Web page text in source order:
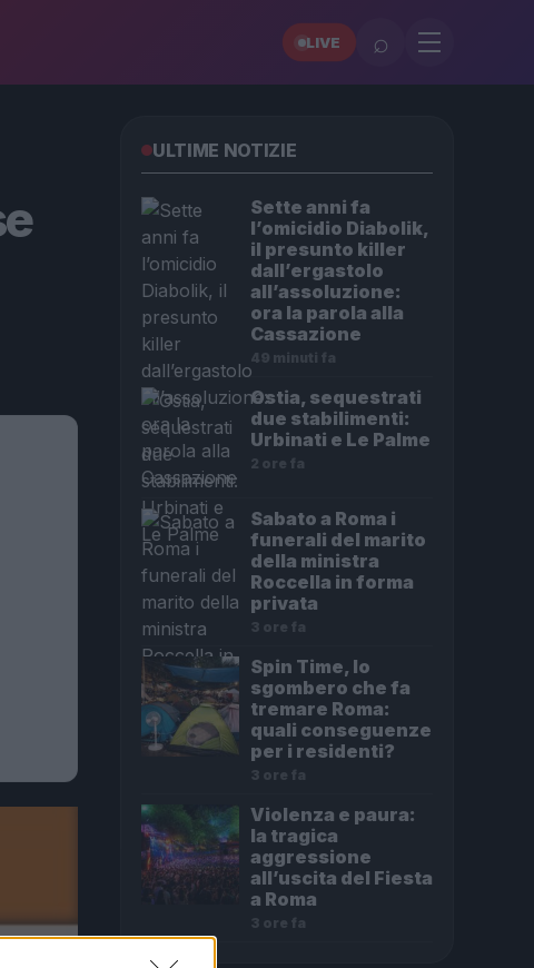
LIVE ⌕
ULTIME NOTIZIE
Sette anni fa
l’omicidio Diabolik,
il presunto killer
dall’ergastolo
all’assoluzione:
ora la parola alla
Cassazione
49 minuti fa
Ostia, sequestrati
due stabilimenti:
Urbinati e Le Palme
2 ore fa
Sabato a Roma i
funerali del marito
della ministra
Roccella in forma
privata
3 ore fa
Spin Time, lo
sgombero che fa
tremare Roma:
quali conseguenze
per i residenti?
3 ore fa
Violenza e paura:
la tragica
aggressione
all’uscita del Fiesta
a Roma
3 ore fa